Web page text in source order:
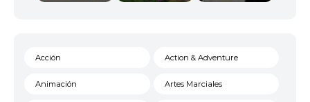
Acción Action & Adventure
Animación Artes Marciales